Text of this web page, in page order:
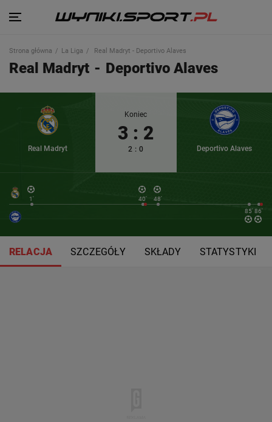
Strona główna La Liga Real Madryt - Deportivo Alaves
Real Madryt - Deportivo Alaves
Real Madryt
Koniec
3 : 2
2 : 0 Deportivo Alaves
1' 40'
48'
85' 86'
RELACJA SZCZEGÓŁY SKŁADY STATYSTYKI